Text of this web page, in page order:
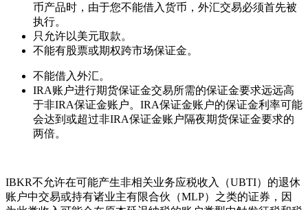
币产品时，由于您不能借入货币，外汇交易必须首先被
执行。
只允许以美元取款。
不能有股票或期权跨市场保证金。
不能借入外汇。
IRA账户进行期货保证金交易所需的保证金要求远远高
于非IRA保证金账户。IRA保证金账户的保证金利率可能
会达到或超过非IRA保证金账户隔夜期货保证金要求的
两倍。
IBKR不允许在可能产生非相关业务应税收入（UBTI）的退休
账户中交易或持有诸业主有限合伙（MLP）之类的证券，因